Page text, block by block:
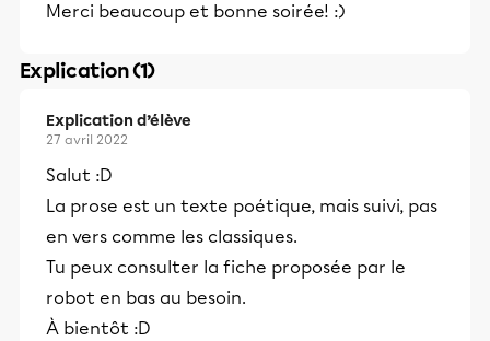
Merci beaucoup et bonne soirée! :)
Explication (1)
Explication d’élève
27 avril 2022
Salut :D
La prose est un texte poétique, mais suivi, pas
en vers comme les classiques.
Tu peux consulter la fiche proposée par le
robot en bas au besoin.
À bientôt :D